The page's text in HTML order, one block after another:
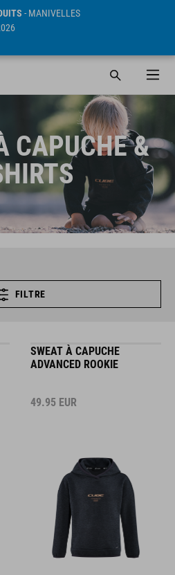
- MANIVELLES
CAPUCHE &
FILTRE
SWEAT À CAPUCHE
ADVANCED ROOKIE
49.95 EUR